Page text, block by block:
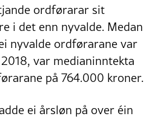
ordførarar sit
i det enn nyvalde. Medan
nyvalde ordførarane var
var medianinntekta
på 764.000 kroner.
ei årsløn på over éin